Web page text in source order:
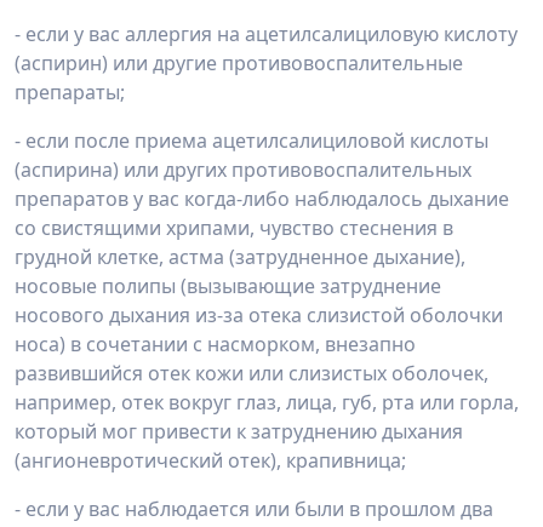
- если у вас аллергия на ацетилсалициловую кислоту
(аспирин) или другие противовоспалительные
препараты;
- если после приема ацетилсалициловой кислоты
(аспирина) или других противовоспалительных
препаратов у вас когда-либо наблюдалось дыхание
со свистящими хрипами, чувство стеснения в
грудной клетке, астма (затрудненное дыхание),
носовые полипы (вызывающие затруднение
носового дыхания из-за отека слизистой оболочки
носа) в сочетании с насморком, внезапно
развившийся отек кожи или слизистых оболочек,
например, отек вокруг глаз, лица, губ, рта или горла,
который мог привести к затруднению дыхания
(ангионевротический отек), крапивница;
- если у вас наблюдается или были в прошлом два